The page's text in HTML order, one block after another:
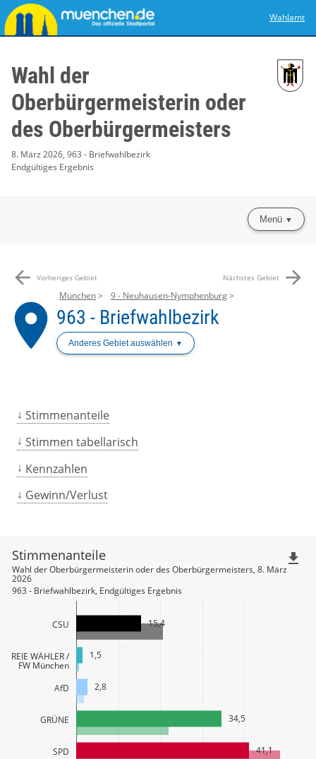
Wahlamt
Wahl der
Oberbürgermeisterin oder
des Oberbürgermeisters
8. März 2026, 963 - Briefwahlbezirk
Endgültiges Ergebnis
Menü
arrow_back Vorheriges Gebiet Nächstes Gebiet arrow_forward
place
München 9 - Neuhausen-Nymphenburg
963 - Briefwahlbezirk
Anderes Gebiet auswählen
Stimmenanteile
Stimmen tabellarisch
Kennzahlen
Gewinn/Verlust
CSU
FREIE WÄHLER /
FW München
AfD
GRÜNE
SPD
15,4
1,5
2,8
34,5
41,1
Stimmenanteile
Wahl der Oberbürgermeisterin oder des Oberbürgermeisters, 8. März
2026
963 - Briefwahlbezirk, Endgültiges Ergebnis
file_download